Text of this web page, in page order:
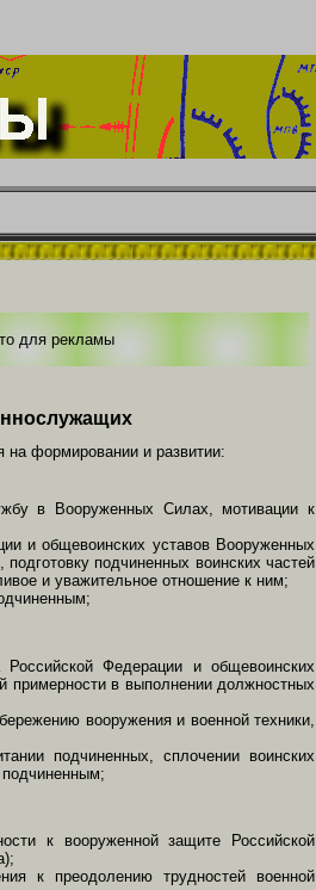
для рекламы
на формировании и развитии:
в Вооруженных Силах, мотивации к
и общевоинских уставов Вооруженных
подчиненных воинских частей
и уважительное отношение к ним;
Российской Федерации и общевоинских
примерности в выполнении должностных
вооружения и военной техники,
подчиненных, сплочении воинских
подчиненным;
к вооруженной защите Российской
к преодолению трудностей военной